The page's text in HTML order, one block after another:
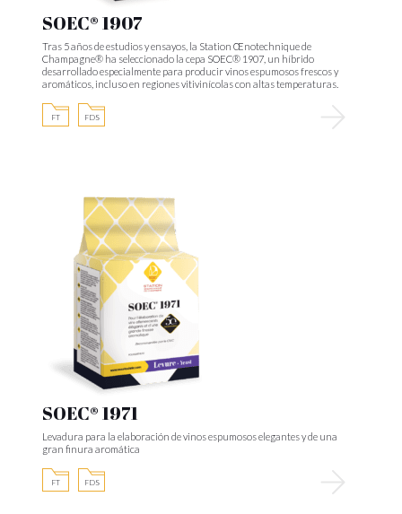
SOEC® 1907
Tras 5 años de estudios y ensayos, la Station Œnotechnique de
Champagne® ha seleccionado la cepa SOEC® 1907, un híbrido
desarrollado especialmente para producir vinos espumosos frescos y
aromáticos, incluso en regiones vitivinícolas con altas temperaturas.
FT FDS
SOEC® 1971
Levadura para la elaboración de vinos espumosos elegantes y de una
gran finura aromática
FT FDS